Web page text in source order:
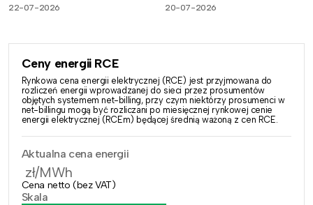
22-07-2026 20-07-2026
Ceny energii RCE
Rynkowa cena energii elektrycznej (RCE) jest przyjmowana do
rozliczeń energii wprowadzanej do sieci przez prosumentów
objętych systemem net-billing, przy czym niektórzy prosumenci w
net-billingu mogą być rozliczani po miesięcznej rynkowej cenie
energii elektrycznej (RCEm) będącej średnią ważoną z cen RCE.
Aktualna cena energii
zł/MWh
Cena netto (bez VAT)
Skala